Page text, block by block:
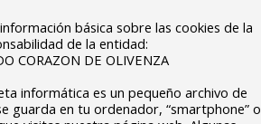
básica sobre las cookies de la
de la entidad:
CORAZON DE OLIVENZA
informática es un pequeño archivo de
guarda en tu ordenador, “smartphone” o